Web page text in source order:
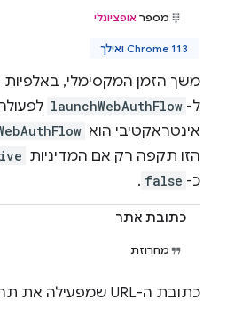
מספר אופציונלי
Chrome 113 ואילך
משך הזמן המקסימלי, באלפיות
ל- launchWebAuthFlow
אינטראקטיבי הוא
הזו תקפה רק אם המדיניות
כ- false
.
כתובת אתר
מחרוזת
כתובת ה-URL שמפעילה את תהליך האימות.